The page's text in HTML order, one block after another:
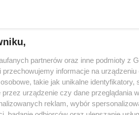
partnerów oraz inne podmioty z
informacje na urządzeniu
takie jak unikalne identyfikatory,
przez urządzenie czy dane przeglądania
reklam, wybór